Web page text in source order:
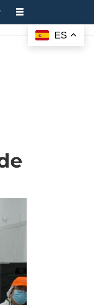
ES